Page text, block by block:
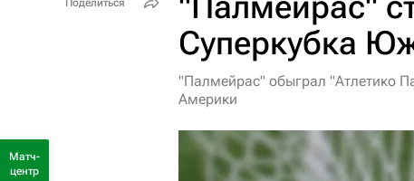
Суперкубка
"Палмейрас" обыграл "Атлетико
Америки
Поделиться
Матч-
центр